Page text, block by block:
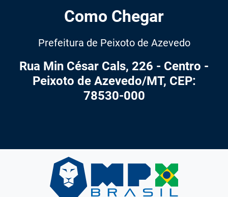
Como Chegar
Prefeitura de Peixoto de Azevedo
Rua Min César Cals, 226 - Centro -
Peixoto de Azevedo/MT, CEP:
78530-000